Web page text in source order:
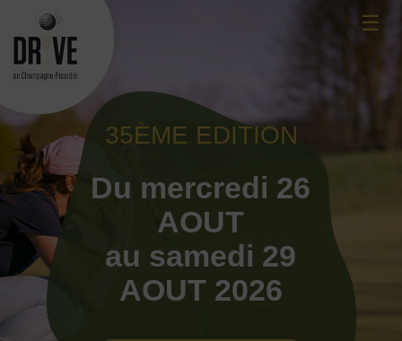
content
☰
35ÈME EDITION
Du mercredi 26
AOUT
au samedi 29
AOUT 2026